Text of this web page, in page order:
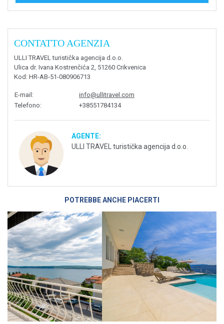
CONTATTO AGENZIA
ULLI TRAVEL turistička agencija d.o.o.
Ulica dr. Ivana Kostrenčića 2, 51260 Crikvenica
Kod : HR-AB-51-080906713
E-mail :
info@ullitravel.com
Telefono: +38551784134
AGENTE:
ULLI TRAVEL turistička agencija d.o.o.
POTREBBE ANCHE PIACERTI